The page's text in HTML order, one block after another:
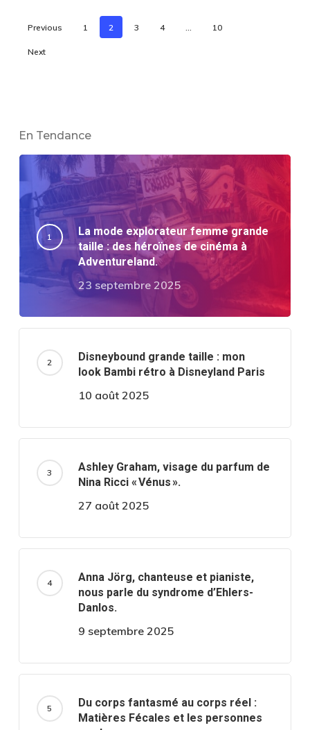
Previous 1 2 3 4 … 10
Next
En Tendance
La mode explorateur femme grande
taille : des héroïnes de cinéma à
Adventureland.
23 septembre 2025
Disneybound grande taille : mon
look Bambi rétro à Disneyland Paris
10 août 2025
Ashley Graham, visage du parfum de
Nina Ricci « Vénus ».
27 août 2025
Anna Jörg, chanteuse et pianiste,
nous parle du syndrome d’Ehlers-
Danlos.
9 septembre 2025
Du corps fantasmé au corps réel :
Matières Fécales et les personnes